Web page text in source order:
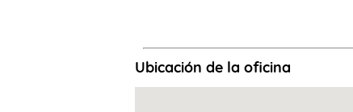
Ubicación de la oficina